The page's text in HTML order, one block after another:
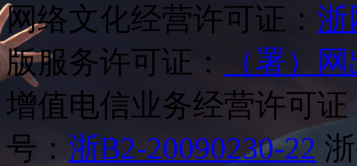
网络文化经营许可证： 浙
版服务许可证：
（署）
增值电信业务经营许可证
号： 浙B2-20090230-22